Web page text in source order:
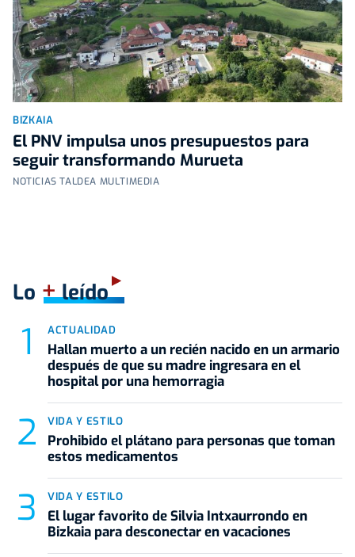
BIZKAIA
El PNV impulsa unos presupuestos para
seguir transformando Murueta
NOTICIAS TALDEA MULTIMEDIA
Lo +leído
ACTUALIDAD
Hallan muerto a un recién nacido en un armario
después de que su madre ingresara en el
hospital por una hemorragia
VIDA Y ESTILO
Prohibido el plátano para personas que toman
estos medicamentos
VIDA Y ESTILO
El lugar favorito de Silvia Intxaurrondo en
Bizkaia para desconectar en vacaciones